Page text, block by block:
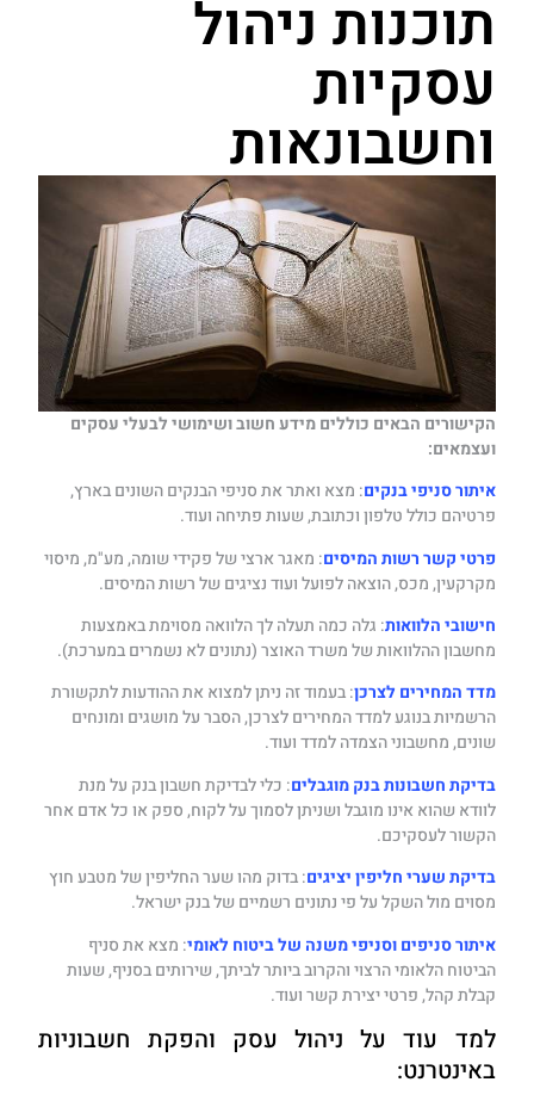
תוכנות ניהול
עסקיות
וחשבונאות
הקישורים הבאים כוללים מידע חשוב ושימושי לבעלי עסקים
ועצמאים:
איתור סניפי בנקים: מצא ואתר את סניפי הבנקים השונים בארץ,
פרטיהם כולל טלפון וכתובת, שעות פתיחה ועוד.
פרטי קשר רשות המיסים: מאגר ארצי של פקידי שומה, מע"מ, מיסוי
מקרקעין, מכס, הוצאה לפועל ועוד נציגים של רשות המיסים.
חישובי הלוואות: גלה כמה תעלה לך הלוואה מסוימת באמצעות
מחשבון ההלוואות של משרד האוצר (נתונים לא נשמרים במערכת).
מדד המחירים לצרכן: בעמוד זה ניתן למצוא את ההודעות לתקשורת
הרשמיות בנוגע למדד המחירים לצרכן, הסבר על מושגים ומונחים
שונים, מחשבוני הצמדה למדד ועוד.
בדיקת חשבונות בנק מוגבלים: כלי לבדיקת חשבון בנק על מנת
לוודא שהוא אינו מוגבל ושניתן לסמוך על לקוח, ספק או כל אדם אחר
הקשור לעסקיכם.
בדיקת שערי חליפין יציגים: בדוק מהו שער החליפין של מטבע חוץ
מסוים מול השקל על פי נתונים רשמיים של בנק ישראל.
איתור סניפים וסניפי משנה של ביטוח לאומי: מצא את סניף
הביטוח הלאומי הרצוי והקרוב ביותר לביתך, שירותים בסניף, שעות
קבלת קהל, פרטי יצירת קשר ועוד.
למד עוד על ניהול עסק והפקת חשבוניות
באינטרנט: